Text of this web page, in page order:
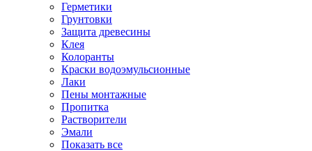
Герметики
Грунтовки
Защита древесины
Клея
Колоранты
Краски водоэмульсионные
Лаки
Пены монтажные
Пропитка
Растворители
Эмали
Показать все